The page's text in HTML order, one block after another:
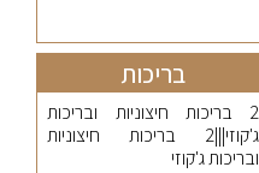
בריכות
2 בריכות חיצוניות ובריכות
ג'קוזי|||2 בריכות חיצוניות
ובריכות ג'קוזי